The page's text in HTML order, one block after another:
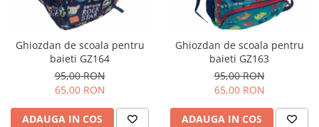
Ghiozdan de scoala pentru
baieti GZ164
95,00 RON
65,00 RON
ADAUGA IN COS
Ghiozdan de scoala pentru
baieti GZ163
95,00 RON
65,00 RON
ADAUGA IN COS